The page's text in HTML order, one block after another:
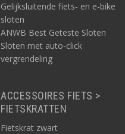
Gelijksluitende fiets- en e-bike
sloten
ANWB Best Geteste Sloten
Sloten met auto-click
vergrendeling
ACCESSOIRES FIETS >
FIETSKRATTEN
Fietskrat zwart